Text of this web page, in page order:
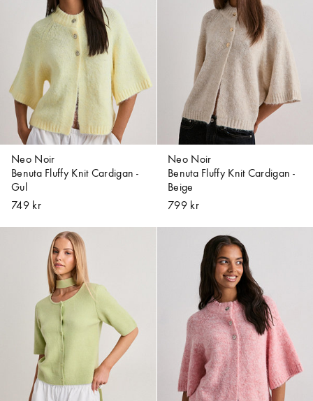
Neo Noir
Benuta Fluffy Knit Cardigan -
Gul
749 kr
Neo Noir
Benuta Fluffy Knit Cardigan -
Beige
799 kr